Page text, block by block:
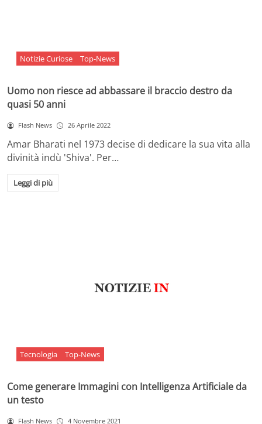
Notizie Curiose Top-News
Uomo non riesce ad abbassare il braccio destro da
quasi 50 anni
Flash News 26 Aprile 2022
Amar Bharati nel 1973 decise di dedicare la sua vita alla
divinità indù 'Shiva'. Per…
Leggi di più
Tecnologia Top-News
Come generare Immagini con Intelligenza Artificiale da
un testo
Flash News 4 Novembre 2021